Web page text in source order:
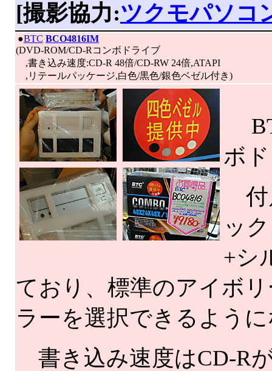
[撮影協力:ツクモパソコ
●BTC BCO4816IM
(DVD-ROM/CD-Rコンボドライブ
,書き込み速度:CD-R 48倍/CD-RW 24倍,ATAPI
,リテールパッケージ,白色/黒色/銀色ベゼル付き)
ボ
付
ッ
+シ
ており、標準のアイボ
ラーを選択できるよう
書き込み速度はCD-R